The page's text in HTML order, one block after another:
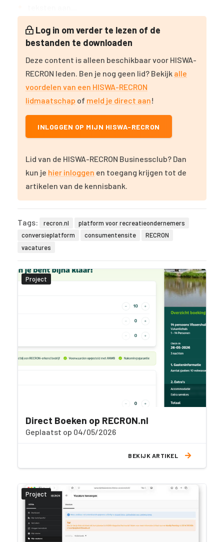
Log in om verder te lezen of de
bestanden te downloaden
Deze content is alleen beschikbaar voor HISWA-
RECRON leden. Ben je nog geen lid? Bekijk alle
voordelen van een HISWA-RECRON
lidmaatschap of meld je direct aan!
INLOGGEN OP MIJN HISWA-RECRON
Lid van de HISWA-RECRON Businessclub? Dan
kun je hier inloggen en toegang krijgen tot de
artikelen van de kennisbank.
Tags: recron.nl
platform voor recreatieondernemers
conversieplatform
consumentensite
RECRON
vacatures
Project
Direct Boeken op RECRON.nl
Geplaatst op 04/05/2026
BEKIJK ARTIKEL
Project